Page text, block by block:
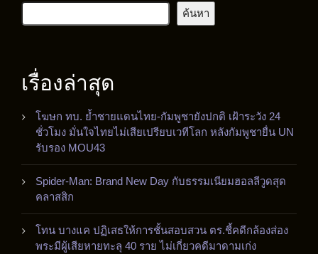
ค้นหา
เรื่องล่าสุด
โฆษก ทบ. ย้ำชายแดนไทย-กัมพูชายังปกติ เฝ้าระวัง 24
ชั่วโมง มั่นใจไทยไม่เสียเปรียบเวทีโลก หลังกัมพูชายื่น UN
รับรอง MOU43
Spider-Man: Brand New Day กับธรรมเนียมฮอลลีวูดสุด
คลาสสิก
โทน บางแค ปฏิเสธให้การชั้นสอบสวน ตร.ชี้คดีกล้องส่อง
พระมีผู้เสียหายทะลุ 40 ราย ไม่เกี่ยวคดีมาดามเก่ง